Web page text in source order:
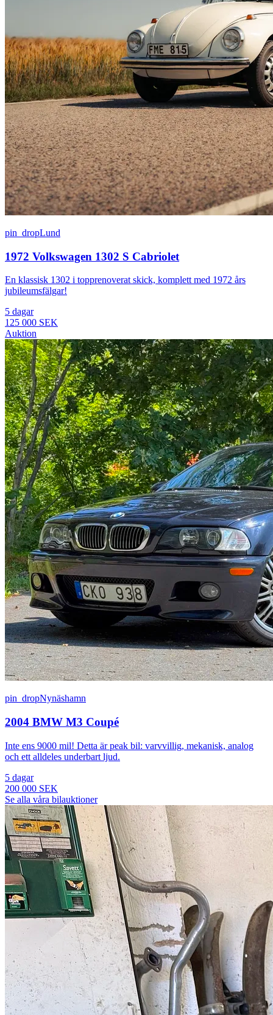
pin_dropLund
1972 Volkswagen 1302 S Cabriolet
En klassisk 1302 i topprenoverat skick, komplett med 1972 års
jubileumsfälgar!
5 dagar
125 000 SEK
Auktion
pin_dropNynäshamn
2004 BMW M3 Coupé
Inte ens 9000 mil! Detta är peak bil: varvvillig, mekanisk, analog
och ett alldeles underbart ljud.
5 dagar
200 000 SEK
Se alla våra bilauktioner